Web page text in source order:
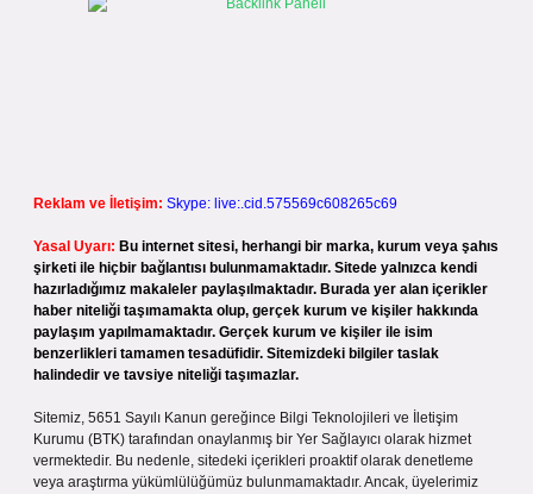
Reklam ve İletişim: Skype: live:.cid.575569c608265c69
Yasal Uyarı: Bu internet sitesi, herhangi bir marka, kurum veya şahıs
şirketi ile hiçbir bağlantısı bulunmamaktadır. Sitede yalnızca kendi
hazırladığımız makaleler paylaşılmaktadır. Burada yer alan içerikler
haber niteliği taşımamakta olup, gerçek kurum ve kişiler hakkında
paylaşım yapılmamaktadır. Gerçek kurum ve kişiler ile isim
benzerlikleri tamamen tesadüfidir. Sitemizdeki bilgiler taslak
halindedir ve tavsiye niteliği taşımazlar.
Sitemiz, 5651 Sayılı Kanun gereğince Bilgi Teknolojileri ve İletişim
Kurumu (BTK) tarafından onaylanmış bir Yer Sağlayıcı olarak hizmet
vermektedir. Bu nedenle, sitedeki içerikleri proaktif olarak denetleme
veya araştırma yükümlülüğümüz bulunmamaktadır. Ancak, üyelerimiz